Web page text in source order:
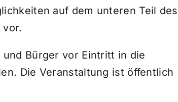
auf dem unteren Teil des
vor.
Bürger vor Eintritt in die
Die Veranstaltung ist öffentlich